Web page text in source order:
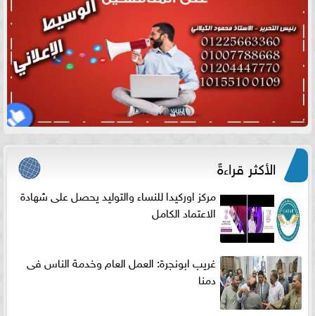
الأكثر قراءةً
مركز اوركيدا للنساء والتوليد يحصل على شهادة
الاعتماد الكامل
غريب ابونجرة: العمل العام وخدمة الناس فى
دمنا